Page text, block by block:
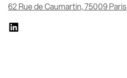
62 Rue de Caumartin, 75009 Paris